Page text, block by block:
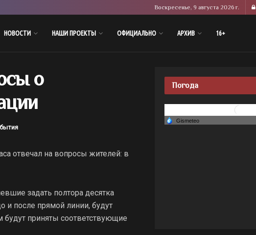
Воскресенье, 9 августа 2026 г.
НОВОСТИ НАШИ ПРОЕКТЫ ОФИЦИАЛЬНО АРХИВ 16+
о
отвечал на вопросы жителей: в
задать полтора десятка
и после прямой линии, будут
будут приняты соответствующие
Погода